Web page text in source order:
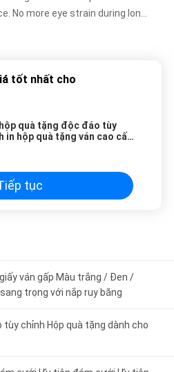
No more eye strain during long
is smooth, and finding that
the time to set it up
4's visual clarity is fantastic
and finding that sweet
difference. No more eye
fantastic once you dial in the
that sweet spot makes all
more eye strain during long
tốt nhất cho
quà tặng độc đáo tùy
in hộp quà tặng ván cao cấp
tục
ván gấp Màu trắng / Đen /
trọng với nắp ruy băng
chỉnh Hộp quà tặng dành cho